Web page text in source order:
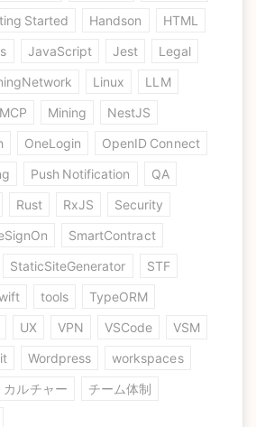
Started Handson
HTML
JavaScript Jest
Legal
Linux
LLM
MCP Mining
NestJS
OneLogin
OpenID Connect
Push Notification
QA
Rust RxJS
Security
SmartContract
StaticSiteGenerator
STF
tools
TypeORM
UX VPN VSCode
VSM
Wordpress
workspaces
カルチャー
チーム体制